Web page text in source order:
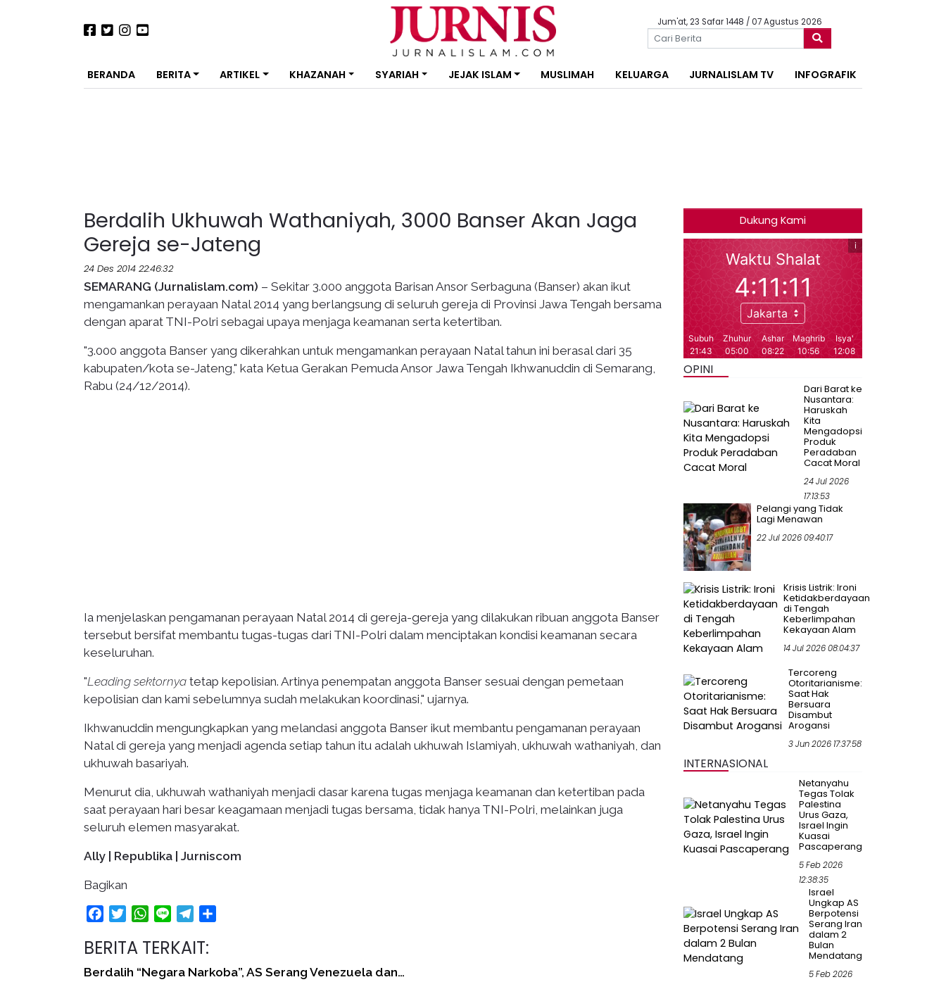
Jum'at, 23 Safar 1448 / 07 Agustus 2026
BERANDA BERITA ARTIKEL KHAZANAH SYARIAH JEJAK ISLAM MUSLIMAH KELUARGA JURNALISLAM TV INFOGRAFIK
Berdalih Ukhuwah Wathaniyah, 3000 Banser Akan Jaga
Gereja se-Jateng
24 Des 2014 22:46:32
SEMARANG (Jurnalislam.com) – Sekitar 3.000 anggota Barisan Ansor Serbaguna (Banser) akan ikut
mengamankan perayaan Natal 2014 yang berlangsung di seluruh gereja di Provinsi Jawa Tengah bersama
dengan aparat TNI-Polri sebagai upaya menjaga keamanan serta ketertiban.
"3.000 anggota Banser yang dikerahkan untuk mengamankan perayaan Natal tahun ini berasal dari 35
kabupaten/kota se-Jateng," kata Ketua Gerakan Pemuda Ansor Jawa Tengah Ikhwanuddin di Semarang,
Rabu (24/12/2014).
Ia menjelaskan pengamanan perayaan Natal 2014 di gereja-gereja yang dilakukan ribuan anggota Banser
tersebut bersifat membantu tugas-tugas dari TNI-Polri dalam menciptakan kondisi keamanan secara
keseluruhan.
"Leading sektornya tetap kepolisian. Artinya penempatan anggota Banser sesuai dengan pemetaan
kepolisian dan kami sebelumnya sudah melakukan koordinasi," ujarnya.
Ikhwanuddin mengungkapkan yang melandasi anggota Banser ikut membantu pengamanan perayaan
Natal di gereja yang menjadi agenda setiap tahun itu adalah ukhuwah Islamiyah, ukhuwah wathaniyah, dan
ukhuwah basariyah.
Menurut dia, ukhuwah wathaniyah menjadi dasar karena tugas menjaga keamanan dan ketertiban pada
saat perayaan hari besar keagamaan menjadi tugas bersama, tidak hanya TNI-Polri, melainkan juga
seluruh elemen masyarakat.
Ally | Republika | Jurniscom
Bagikan
FacebookTwitterWhatsApp
Line Telegram
BERITA TERKAIT:
Berdalih “Negara Narkoba”, AS Serang Venezuela dan…
Dukung Kami
OPINI
Dari Barat ke
Nusantara:
Haruskah
Kita
Mengadopsi
Produk
Peradaban
Cacat Moral
24 Jul 2026
17:13:53
Pelangi yang Tidak
Lagi Menawan
22 Jul 2026 09:40:17
Krisis Listrik: Ironi
Ketidakberdayaan
di Tengah
Keberlimpahan
Kekayaan Alam
14 Jul 2026 08:04:37
Tercoreng
Otoritarianisme:
Saat Hak
Bersuara
Disambut
Arogansi
3 Jun 2026 17:37:58
INTERNASIONAL
Netanyahu
Tegas Tolak
Palestina
Urus Gaza,
Israel Ingin
Kuasai
Pascaperang
5 Feb 2026
12:38:35
Israel
Ungkap AS
Berpotensi
Serang Iran
dalam 2
Bulan
Mendatang
5 Feb 2026